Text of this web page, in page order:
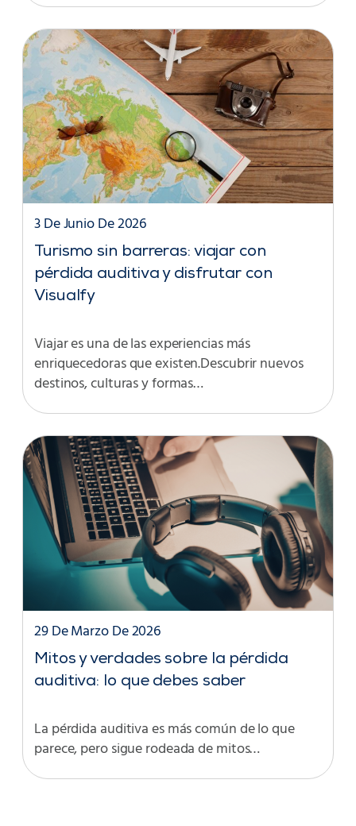
Turismo sin barreras: viajar con
pérdida auditiva y disfrutar con
Visualfy
3 De Junio De 2026
Viajar es una de las experiencias más
enriquecedoras que existen.Descubrir nuevos
destinos, culturas y formas…
Mitos y verdades sobre la pérdida
auditiva: lo que debes saber
29 De Marzo De 2026
La pérdida auditiva es más común de lo que
parece, pero sigue rodeada de mitos…